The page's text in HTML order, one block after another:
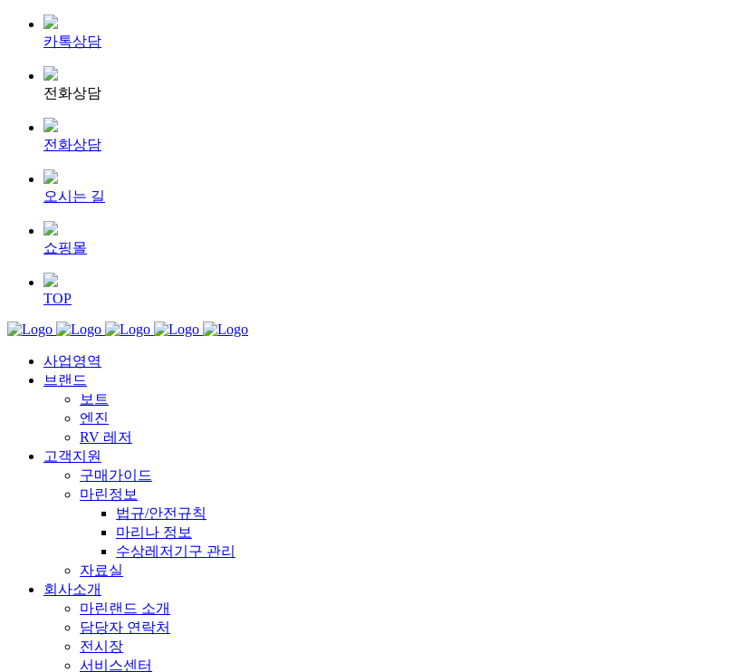
카톡상담
전화상담
전화상담
오시는 길
쇼핑몰
TOP
사업영역
브랜드
보트
엔진
RV 레저
고객지원
구매가이드
마린정보
법규/안전규칙
마리나 정보
수상레저기구 관리
자료실
회사소개
마린랜드 소개
담당자 연락처
전시장
서비스센터